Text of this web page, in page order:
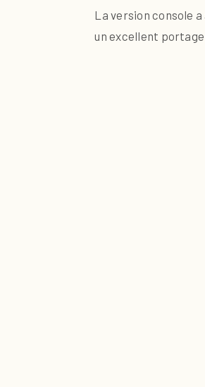
La version console
un excellent